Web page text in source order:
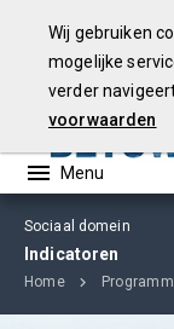
Sociaal domein
Indicatoren
Home
Wij gebruiken
mogelijke
verder
voorwaarden